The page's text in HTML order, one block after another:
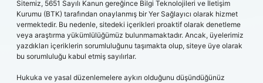
Sitemiz, 5651 Sayılı Kanun gereğince Bilgi Teknolojileri ve İletişim
Kurumu (BTK) tarafından onaylanmış bir Yer Sağlayıcı olarak hizmet
vermektedir. Bu nedenle, sitedeki içerikleri proaktif olarak denetleme
veya araştırma yükümlülüğümüz bulunmamaktadır. Ancak, üyelerimiz
yazdıkları içeriklerin sorumluluğunu taşımakta olup, siteye üye olarak
bu sorumluluğu kabul etmiş sayılırlar.
Hukuka ve yasal düzenlemelere aykırı olduğunu düşündüğünüz